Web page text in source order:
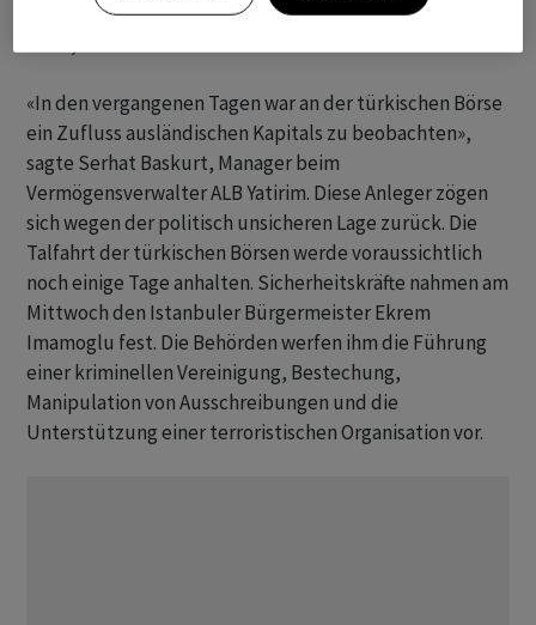
auslaufenden Dollar-Bonds auf ein Zwei-Monats-Hoch
von 8,159 Prozent.
«In den vergangenen Tagen war an der türkischen Börse
ein Zufluss ausländischen Kapitals zu beobachten»,
sagte Serhat Baskurt, Manager beim
Vermögensverwalter ALB Yatirim. Diese Anleger zögen
sich wegen der politisch unsicheren Lage zurück. Die
Talfahrt der türkischen Börsen werde voraussichtlich
noch einige Tage anhalten. Sicherheitskräfte nahmen am
Mittwoch den Istanbuler Bürgermeister Ekrem
Imamoglu fest. Die Behörden werfen ihm die Führung
einer kriminellen Vereinigung, Bestechung,
Manipulation von Ausschreibungen und die
Unterstützung einer terroristischen Organisation vor.